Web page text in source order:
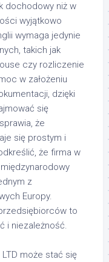
dochodowy niż w
wyjątkowo
wymaga jedynie
takich jak
czy rozliczenie
w założeniu
dzięki
się
że
się prostym i
że firma w
z
Europy.
to
i niezależność.
może stać się